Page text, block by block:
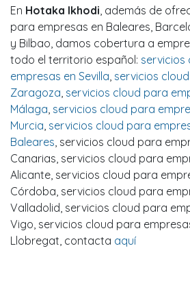
En Hotaka Ikhodi , además de
para empresas en Baleares,
y Bilbao, damos cobertura a
todo el territorio español: servicios
empresas en Sevilla servicios
Zaragoza servicios cloud para
Málaga servicios cloud para
Murcia servicios cloud para
Baleares , servicios cloud para
Canarias, servicios cloud para
Alicante, servicios cloud para
Córdoba, servicios cloud para
Valladolid, servicios cloud para
Vigo, servicios cloud para
Llobregat, contacta aquí